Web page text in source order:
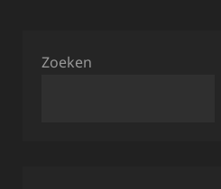
Zoeken